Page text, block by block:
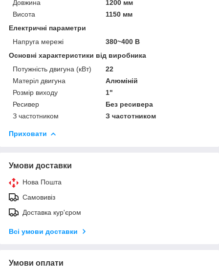
Довжина
1200 мм
Висота
1150 мм
Електричні параметри
Напруга мережі
380~400 В
Основні характеристики від виробника
Потужність двигуна (кВт)
22
Матеріл двигуна
Алюміній
Розмір виходу
1"
Ресивер
Без ресивера
З частотником
З частотником
Приховати
Умови доставки
Нова Пошта
Самовивіз
Доставка кур'єром
Всі умови доставки
Умови оплати